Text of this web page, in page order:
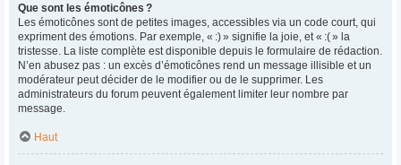
Que sont les émoticônes ?
Les émoticônes sont de petites images, accessibles via un code court, qui
expriment des émotions. Par exemple, « :) » signifie la joie, et « :( » la
tristesse. La liste complète est disponible depuis le formulaire de rédaction.
N’en abusez pas : un excès d’émoticônes rend un message illisible et un
modérateur peut décider de le modifier ou de le supprimer. Les
administrateurs du forum peuvent également limiter leur nombre par
message.
Haut